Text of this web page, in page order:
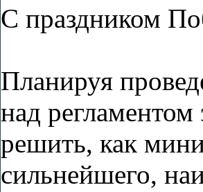
С праздником
Планируя
над
решить, как
сильнейшего,